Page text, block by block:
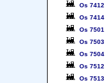
Os 7412
Os 7414
Os 7501
Os 7503
Os 7504
Os 7512
Os 7513